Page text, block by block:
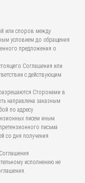
или споров между
условием до обращения
предложения о
Соглашения или
с действующим
Сторонами в
направлена заказным
по адресу
писем иным
письма
со дня получения
исполнению не